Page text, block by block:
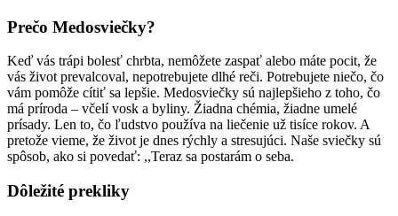
Prečo Medosviečky?
Keď vás trápi bolesť chrbta, nemôžete zaspať alebo máte pocit, že
vás život prevalcoval, nepotrebujete dlhé reči. Potrebujete niečo, čo
vám pomôže cítiť sa lepšie. Medosviečky sú najlepšieho z toho, čo
má príroda – včelí vosk a byliny. Žiadna chémia, žiadne umelé
prísady. Len to, čo ľudstvo používa na liečenie už tisíce rokov. A
pretože vieme, že život je dnes rýchly a stresujúci. Naše sviečky sú
spôsob, ako si povedať: ,,Teraz sa postarám o seba.
Dôležité prekliky